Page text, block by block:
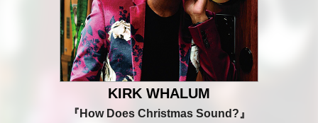
KIRK WHALUM
『How Does Christmas Sound?』